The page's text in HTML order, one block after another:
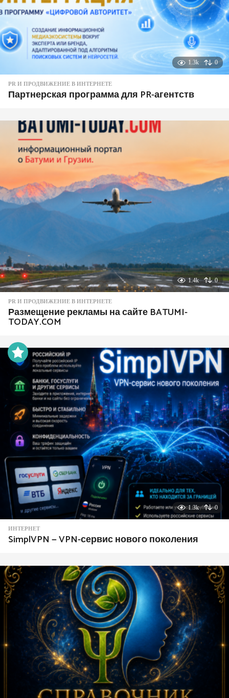
1.3k 0
PR И ПРОДВИЖЕНИЕ В ИНТЕРНЕТЕ
Партнерская программа для PR-агентств
1.4k 0
PR И ПРОДВИЖЕНИЕ В ИНТЕРНЕТЕ
Размещение рекламы на сайте BATUMI-
TODAY.COM
1.3k 0
ИНТЕРНЕТ
SimplVPN — VPN-сервис нового поколения